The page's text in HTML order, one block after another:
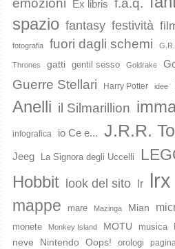
Ex libris f.a.q.
spazio fantasy festività
fotografia fuori dagli schemi
Thrones gatti gentil sesso Goldrake
Guerre Stellari Harry Potter idee
Anelli il Silmarillion
infografica io Ce e... J.R.R.
Jeeg La Signora degli Uccelli
Hobbit
look del sito lr lrx
mappe mare Mazinga Mian
monete Monkey Island MOTU musica
neve Nintendo Oops! orologi